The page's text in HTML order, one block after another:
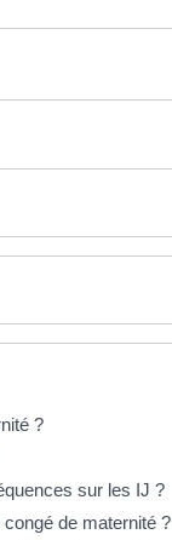
?
sur les IJ ?
de maternité ?